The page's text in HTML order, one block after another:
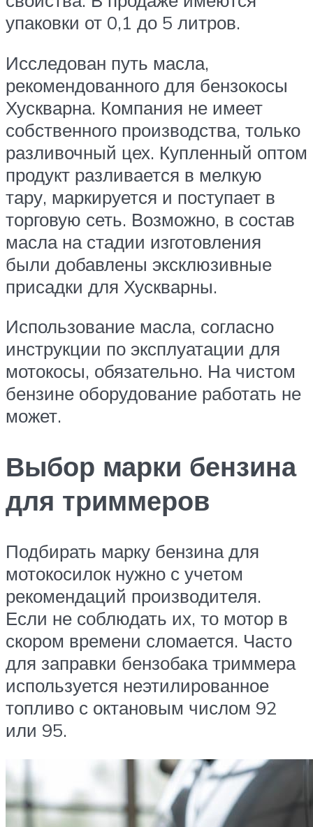
упаковки от 0,1 до 5 литров.
Исследован путь масла,
рекомендованного для бензокосы
Хускварна. Компания не имеет
собственного производства, только
разливочный цех. Купленный оптом
продукт разливается в мелкую
тару, маркируется и поступает в
торговую сеть. Возможно, в состав
масла на стадии изготовления
были добавлены эксклюзивные
присадки для Хускварны.
Использование масла, согласно
инструкции по эксплуатации для
мотокосы, обязательно. На чистом
бензине оборудование работать не
может.
Выбор марки бензина
для триммеров
Подбирать марку бензина для
мотокосилок нужно с учетом
рекомендаций производителя.
Если не соблюдать их, то мотор в
скором времени сломается. Часто
для заправки бензобака триммера
используется неэтилированное
топливо с октановым числом 92
или 95.